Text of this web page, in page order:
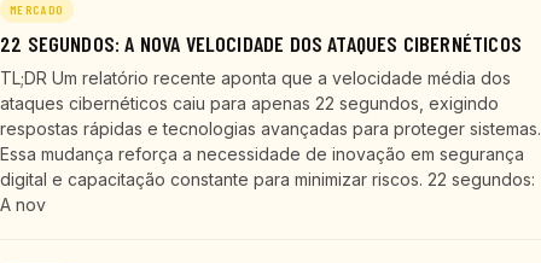
MERCADO
22 SEGUNDOS: A NOVA VELOCIDADE DOS ATAQUES CIBERNÉTICOS
TL;DR Um relatório recente aponta que a velocidade média dos
ataques cibernéticos caiu para apenas 22 segundos, exigindo
respostas rápidas e tecnologias avançadas para proteger sistemas.
Essa mudança reforça a necessidade de inovação em segurança
digital e capacitação constante para minimizar riscos. 22 segundos:
A nov